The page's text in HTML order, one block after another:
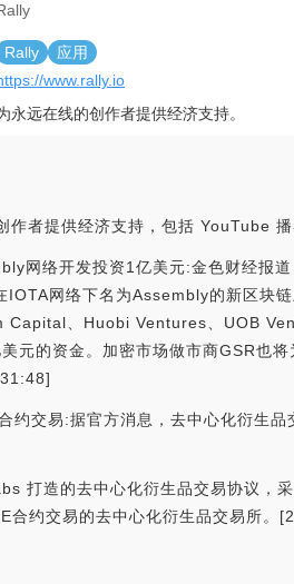
Rally
应用
www.rally.io
永远在线的创作者提供经济支持。
者提供经济支持，包括 YouTube
网络开发投资1亿美元:金色财经报
IOTA网络下名为Assembly的新区块
、Huobi Ventures、UOB
元的资金。加密市场做市商GSR也
约交易:据官方消息，去中心化衍生
打造的去中心化衍生品交易协议，
合约交易的去中心化衍生品交易所